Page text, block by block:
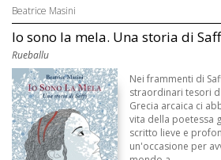
Beatrice Masini
Io sono la mela. Una storia di
Rueballu
Nei frammenti di
straordinari tesori
Grecia arcaica ci
vita della poetessa
scritto lieve e
un'occasione per